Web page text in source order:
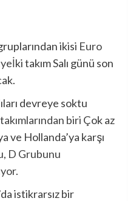
ikisi Euro
İki takım Salı günü son
devreye soktu
biri Çok az
ve Hollanda’ya karşı
D Grubunu
.
istikrarsız bir